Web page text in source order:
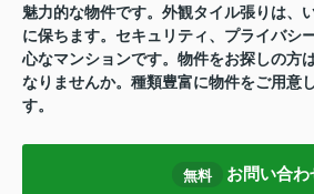
魅力的な物件です。外観タイル張りは、
に保ちます。セキュリティ、プライバシ
心なマンションです。物件をお探しの方
なりませんか。種類豊富に物件をご用意
す。
無料 お問い合わ